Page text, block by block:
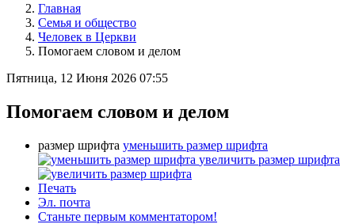
Главная
Семья и общество
Человек в Церкви
Помогаем словом и делом
Пятница, 12 Июня 2026 07:55
Помогаем словом и делом
размер шрифта уменьшить размер шрифта
увеличить размер шрифта
Печать
Эл. почта
Станьте первым комментатором!